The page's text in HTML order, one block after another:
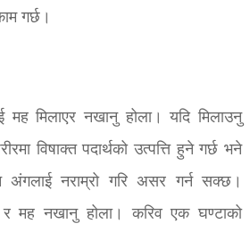
गर्छ।
मिलाएर नखानु होला। यदि मिलाउनु
विषाक्त पदार्थको उत्पत्ति हुने गर्छ भने
अंगलाई नराम्रो गरि असर गर्न सक्छ।
मह नखानु होला। करिव एक घण्टाको